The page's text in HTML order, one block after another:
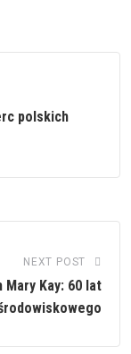
polskich
NEXT POST
Mary Kay: 60 lat